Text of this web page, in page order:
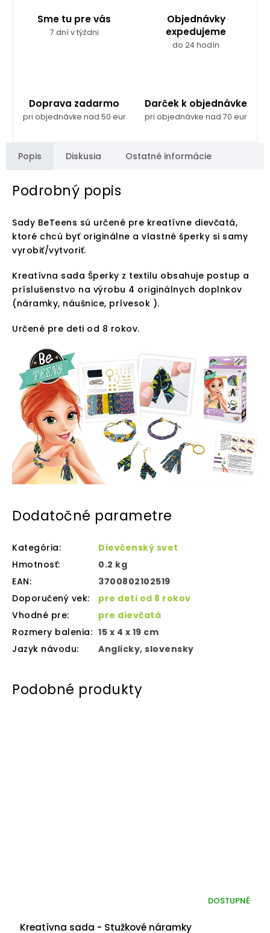
Sme tu pre vás
7 dní v týždni
Objednávky
expedujeme
do 24 hodín
Doprava zadarmo
pri objednávke nad 50 eur
Darček k objednávke
pri objednávke nad 70 eur
Popis Diskusia Ostatné informácie
Podrobný popis
Sady BeTeens sú určené pre kreatívne dievčatá,
ktoré chcú byť originálne a vlastné šperky si samy
vyrobiť/vytvoriť.
Kreatívna sada Šperky z textilu obsahuje postup a
príslušenstvo na výrobu 4 originálnych doplnkov
(náramky, náušnice, prívesok ).
Určené pre deti od 8 rokov.
Dodatočné parametre
Kategória:
Dievčenský svet
Hmotnosť:
0.2 kg
EAN:
3700802102519
Doporučený vek:
pre deti od 8 rokov
Vhodné pre:
pre dievčatá
Rozmery balenia: 15 x 4 x 19 cm
Jazyk návodu: Anglicky, slovensky
Kreatívna sada - Stužkové náramky
DOSTUPNÉ